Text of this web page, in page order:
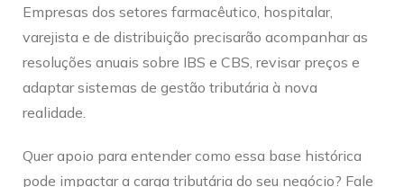
Empresas dos setores farmacêutico, hospitalar,
varejista e de distribuição precisarão acompanhar as
resoluções anuais sobre IBS e CBS, revisar preços e
adaptar sistemas de gestão tributária à nova
realidade.
Quer apoio para entender como essa base histórica
pode impactar a carga tributária do seu negócio? Fale